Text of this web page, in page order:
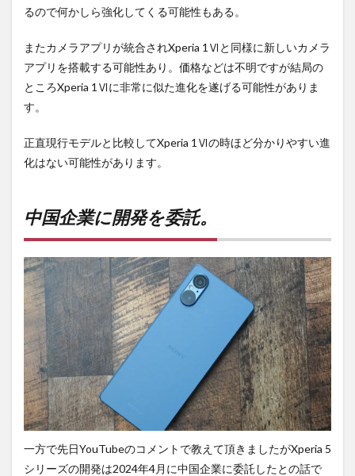
るので何かしら強化してくる可能性もある。
またカメラアプリが統合されXperia 1Ⅵと同様に新しいカメラ
アプリを搭載する可能性あり。価格などは不明ですが結局の
ところXperia 1Ⅵに非常に似た進化を遂げる可能性がありま
す。
正直現行モデルと比較してXperia 1Ⅵの時ほど分かりやすい進
化はない可能性があります。
中国企業に開発を委託。
一方で先日YouTubeのコメントで教えて頂きましたがXperia 5
シリーズの開発は2024年4月に中国企業に委託したとの話で